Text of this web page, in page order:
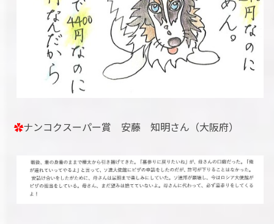
✿ナンコクスーパー賞 安藤 知明さん（大阪府）